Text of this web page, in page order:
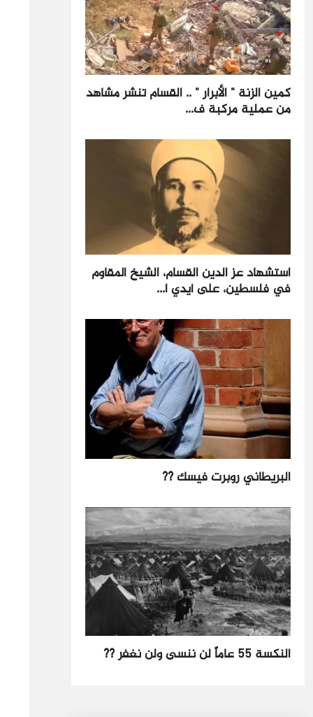
كمين الزنة " الأبرار " .. القسام تنشر مشاهد
من عملية مركبة ف...
استشهاد عز الدين القسام، الشيخ المقاوم
في فلسطين، على أيدي ا...
البريطاني روبرت فيسك ??
النكسة 55 عاماً لن ننسى ولن نغفر ??